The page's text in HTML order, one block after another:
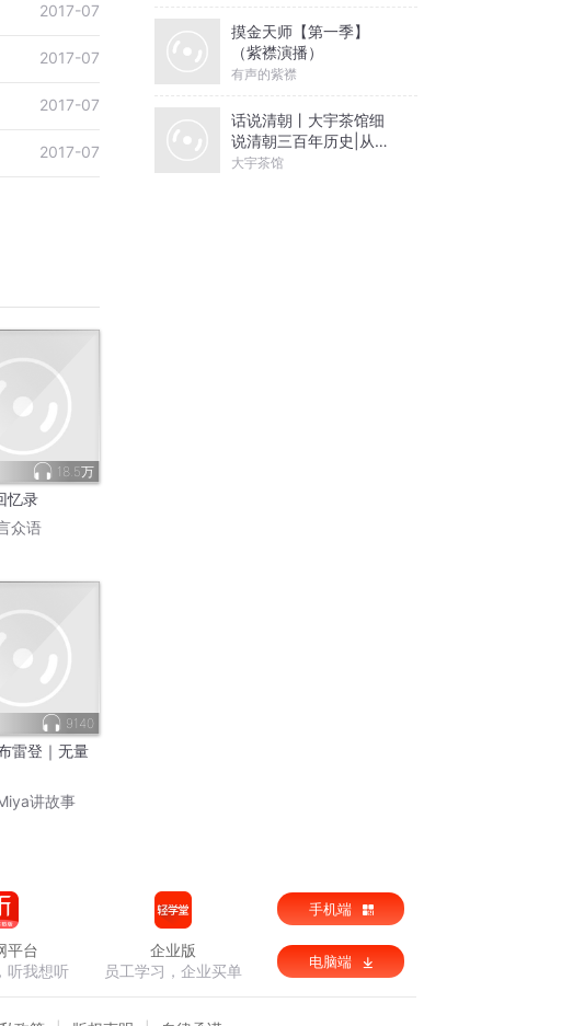
2017-07
2017-07
2017-07
2017-07
18.5万
忆录
众语
9140
雷登｜无量
讲故事
摸金天师【第一季】
（紫襟演播）
有声的紫襟
话说清朝丨大宇茶馆细
说清朝三百年历史|从努
尔哈赤到末代皇帝溥仪|
大宇茶馆
平台
听我想听
企业版
员工学习，企业买单
手机端
电脑端